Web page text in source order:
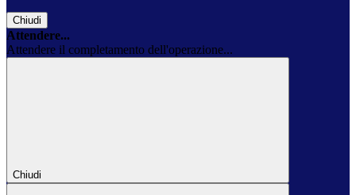
Chiudi
Attendere...
Attendere il completamento dell'operazione...
Chiudi